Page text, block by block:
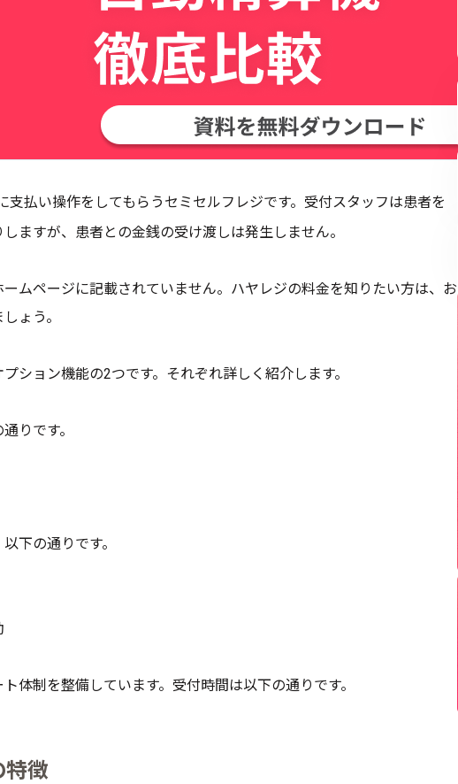
支払い操作をしてもらうセミセルフレジです。受付スタッフは患者を
ますが、患者との金銭の受け渡しは発生しません。
ムページに記載されていません。ハヤレジの料金を知りたい方は、お
ょう。
ション機能の2つです。それぞれ詳しく紹介します。
りです。
下の通りです。
体制を整備しています。受付時間は以下の通りです。
特徴